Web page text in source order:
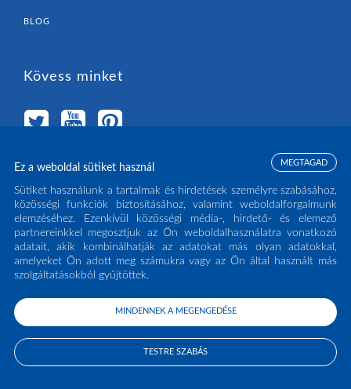
Ez a weboldal sütiket használ
Sütiket használunk a tartalmak és hirdetések személyre szabásához,
közösségi funkciók biztosításához, valamint weboldalforgalmunk
elemzéséhez. Ezenkívül közösségi média-, hirdető- és elemező
partnereinkkel megosztjuk az Ön weboldalhasználatra vonatkozó
adatait, akik kombinálhatják az adatokat más olyan adatokkal,
amelyeket Ön adott meg számukra vagy az Ön által használt más
szolgáltatásokból gyűjtöttek.
MEGTAGAD
TESTRE SZABÁS
MINDENNEK A MEGENGEDÉSE
BLOG
Kövess minket
MAGYARORSZÁG
COPYRIGHT ECLISSE S.R.L. 2026 - ALL RIGHTS RESERVED - P.IVA: IT02141960266
PRIVACY POLICY
COOKIE POLICY